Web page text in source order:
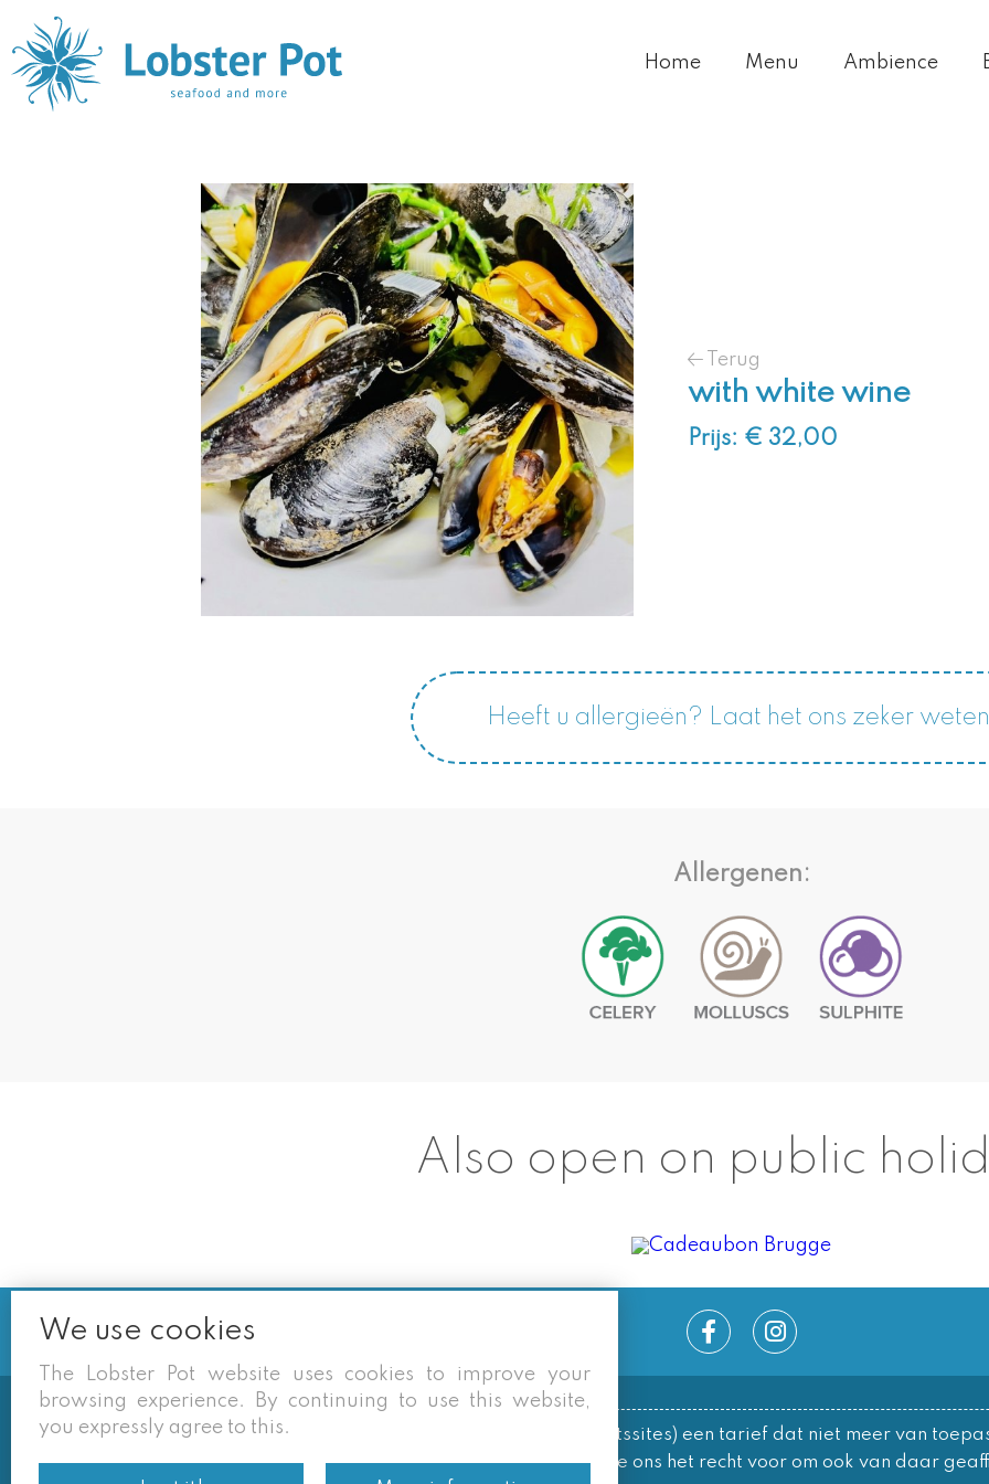
Home Menu Ambience
Terug
with white wine
Prijs: € 32,00
Heeft u allergieën? Laat het ons zeker
Allergenen:
Also open on public
Soms vermelden derden sites (google/overzichtssites) een tarief dat niet meer van
eigen site zijn geldig. Desondanks behouden we ons het recht voor om ook van daar
We use cookies
The Lobster Pot website uses cookies to improve your
browsing experience. By continuing to use this website,
you expressly agree to this.